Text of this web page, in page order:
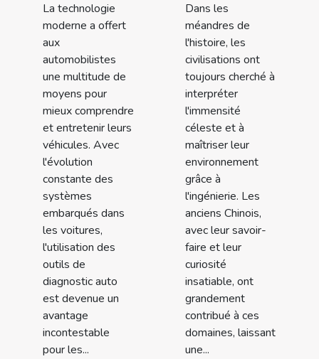
La technologie
moderne a offert
aux
automobilistes
une multitude de
moyens pour
mieux comprendre
et entretenir leurs
véhicules. Avec
l'évolution
constante des
systèmes
embarqués dans
les voitures,
l'utilisation des
outils de
diagnostic auto
est devenue un
avantage
incontestable
pour les...
Dans les
méandres de
l'histoire, les
civilisations ont
toujours cherché à
interpréter
l'immensité
céleste et à
maîtriser leur
environnement
grâce à
l'ingénierie. Les
anciens Chinois,
avec leur savoir-
faire et leur
curiosité
insatiable, ont
grandement
contribué à ces
domaines, laissant
une...